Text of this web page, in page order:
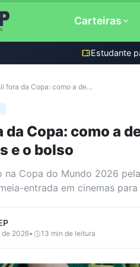
Carteiras
Documento do
Carteira de
Estudante
Brasil fora da Copa: como a derrota para a Noruega impacta torcedores e o bolso
da Copa: como a
e o bolso
na Copa do Mundo 2026
entrada em cinemas
de 2026• 13 min de leitura